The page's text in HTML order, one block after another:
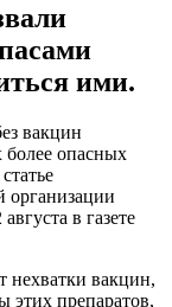
ими.
вакцин
более опасных
организации
в газете
нехватки вакцин,
этих препаратов,